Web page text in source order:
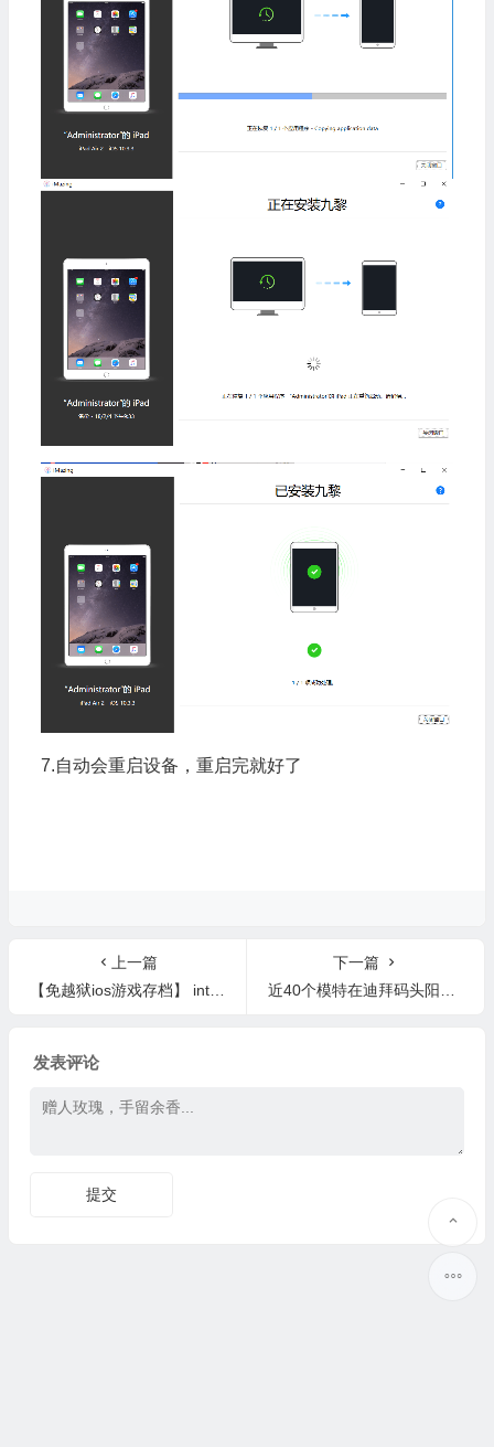
7.自动会重启设备，重启完就好了
上一篇
【免越狱ios游戏存档】 into the dead 2
下一篇
近40个模特在迪拜码头阳台上全裸拍照视频流出真相曝光，全抓了！
发表评论